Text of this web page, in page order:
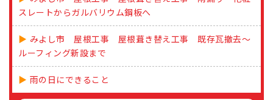
スレートからガルバリウム鋼板へ
みよし市 屋根工事 屋根葺き替え工事 既存瓦撤去～
ルーフィング新設まで
雨の日にできること